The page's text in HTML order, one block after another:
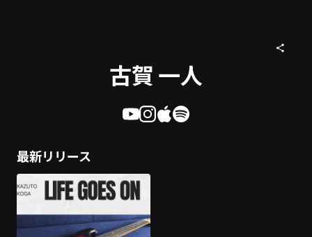
古賀 一人
最新リリース